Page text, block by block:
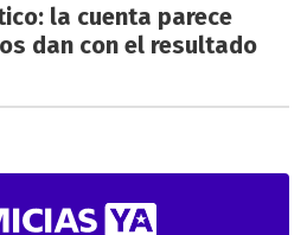
la cuenta parece
dan con el resultado